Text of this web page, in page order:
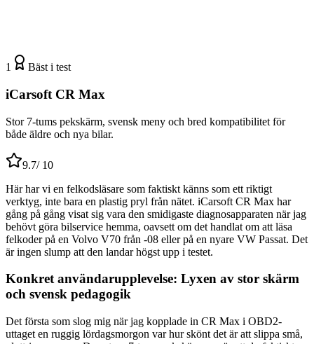
1 Bäst i test
iCarsoft CR Max
Stor 7-tums pekskärm, svensk meny och bred kompatibilitet för
både äldre och nya bilar.
9.7/ 10
Här har vi en felkodsläsare som faktiskt känns som ett riktigt
verktyg, inte bara en plastig pryl från nätet. iCarsoft CR Max har
gång på gång visat sig vara den smidigaste diagnosapparaten när jag
behövt göra bilservice hemma, oavsett om det handlat om att läsa
felkoder på en Volvo V70 från -08 eller på en nyare VW Passat. Det
är ingen slump att den landar högst upp i testet.
Konkret användarupplevelse: Lyxen av stor skärm
och svensk pedagogik
Det första som slog mig när jag kopplade in CR Max i OBD2-
uttaget en ruggig lördagsmorgon var hur skönt det är att slippa små,